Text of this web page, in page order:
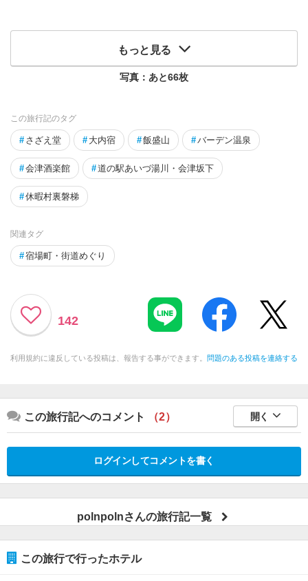
もっと見る
写真：あと66枚
この旅行記のタグ
# さざえ堂 # 大内宿 #飯盛山 #バーデン温泉
#会津酒楽館 #道の駅あいづ湯川・会津坂下
#休暇村裏磐梯
関連タグ
#宿場町・街道めぐり
142
利用規約に違反している投稿は、報告する事ができます。 問題のある投稿を連絡する
この旅行記へのコメント （2） 開く
ログインしてコメントを書く
polnpolnさんの旅行記一覧
この旅行で行ったホテル